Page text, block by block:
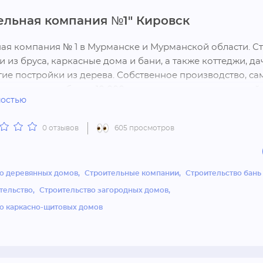
компания №1" Кировск
компания № 1 в Мурманске и Мурманской области.
из бруса, каркасные дома и бани, а также коттеджи,
постройки из дерева. Собственное производство,
чистый стройматериал;
опытные рабочие;
проекты;
0 отзывов 605 просмотров
деревянных домов Строительные компании Строительство бань
Строительство загородных домов
каркасно-щитовых домов